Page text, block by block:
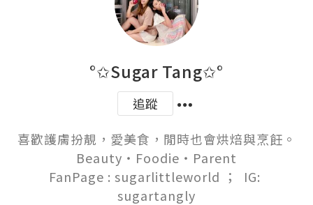
°✩Sugar Tang✩°
追蹤
喜歡護膚扮靚，愛美食，閒時也會烘焙與烹飪。
Beauty‧Foodie‧Parent
FanPage : sugarlittleworld ；  IG:
sugartangly